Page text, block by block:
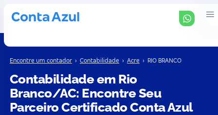
Encontre um contador › Contabilidade › Acre › RIO BRANCO
Contabilidade em Rio
Branco/AC: Encontre Seu
Parceiro Certificado Conta Azul